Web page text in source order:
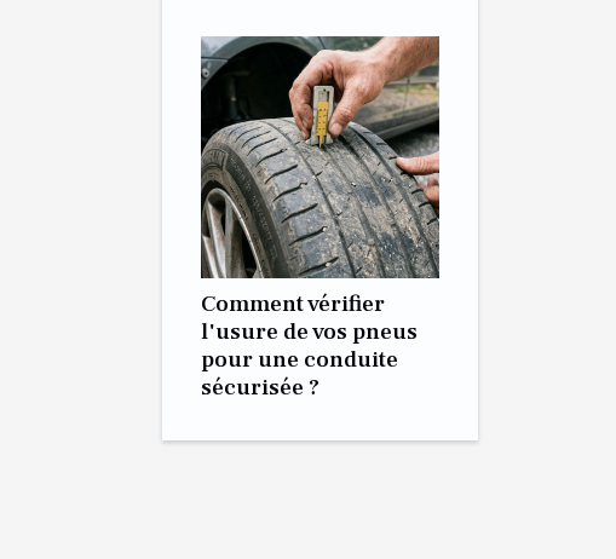
Comment vérifier
l'usure de vos pneus
pour une conduite
sécurisée ?